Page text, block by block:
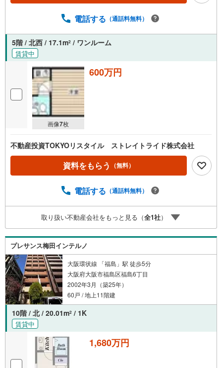
電話する （通話料無料）
5階 / 北西 / 17.1m2 / ワンルーム
賃貸中
画像7枚
600万円
不動産投資TOKYOリスタイル ストレイトライド株式会社
資料をもらう （無料）
電話する （通話料無料）
取り扱い不動産会社をもっと見る（全1社）
プレサンス梅田インテルノ
大阪環状線 「福島」駅 徒歩5分
大阪府大阪市福島区福島6丁目
2002年3月（築25年）
60戸 / 地上11階建
10階 / 北 / 20.01m2 / 1K
賃貸中
1,680万円